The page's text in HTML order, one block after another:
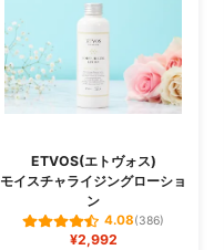
ETVOS(エトヴォス)
モイスチャライジングローショ
ン
4.08(386)
¥2,992